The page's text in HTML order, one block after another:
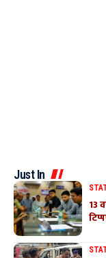
Just In
13